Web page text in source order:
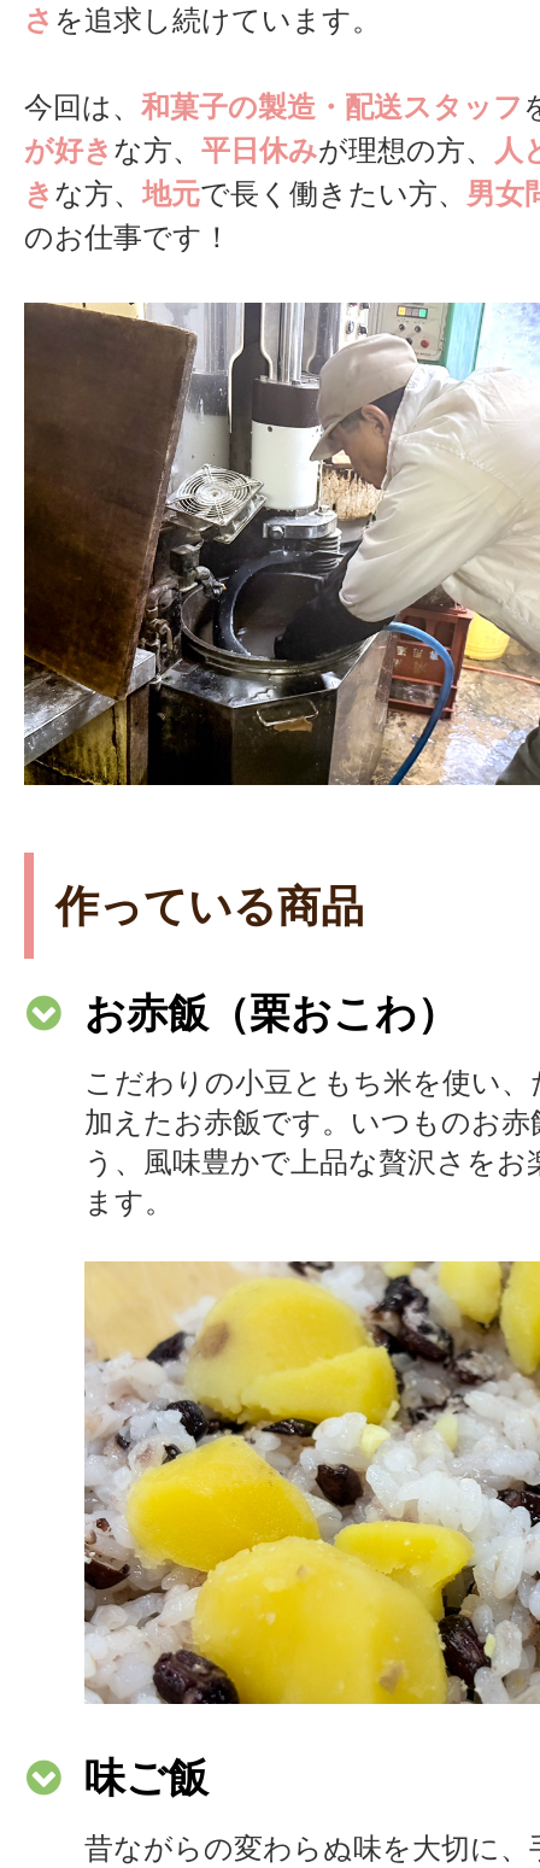
さ を追求し続けています。
今回は、 和菓子の製造・配送スタッフ
が好き な方、 平日休みが理想の方、
人
き な方、 地元で長く働きたい方、 男女
のお仕事です！
作っている商品
お赤飯（栗おこわ）
こだわりの小豆ともち米を使い
加えたお赤飯です。いつものお
う、風味豊かで上品な贅沢さを
ます。
味ご飯
昔ながらの変わらぬ味を大切に